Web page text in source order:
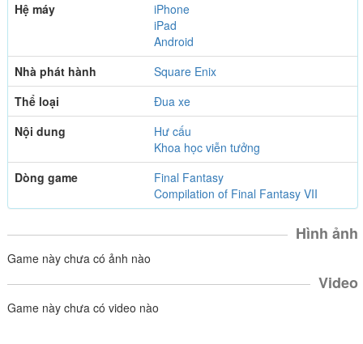
Hệ máy
iPhone
iPad
Android
Nhà phát hành
Square Enix
Thể loại
Đua xe
Nội dung
Hư cấu
Khoa học viễn tưởng
Dòng game
Final Fantasy
Compilation of Final Fantasy VII
Hình ảnh
Game này chưa có ảnh nào
Video
Game này chưa có video nào